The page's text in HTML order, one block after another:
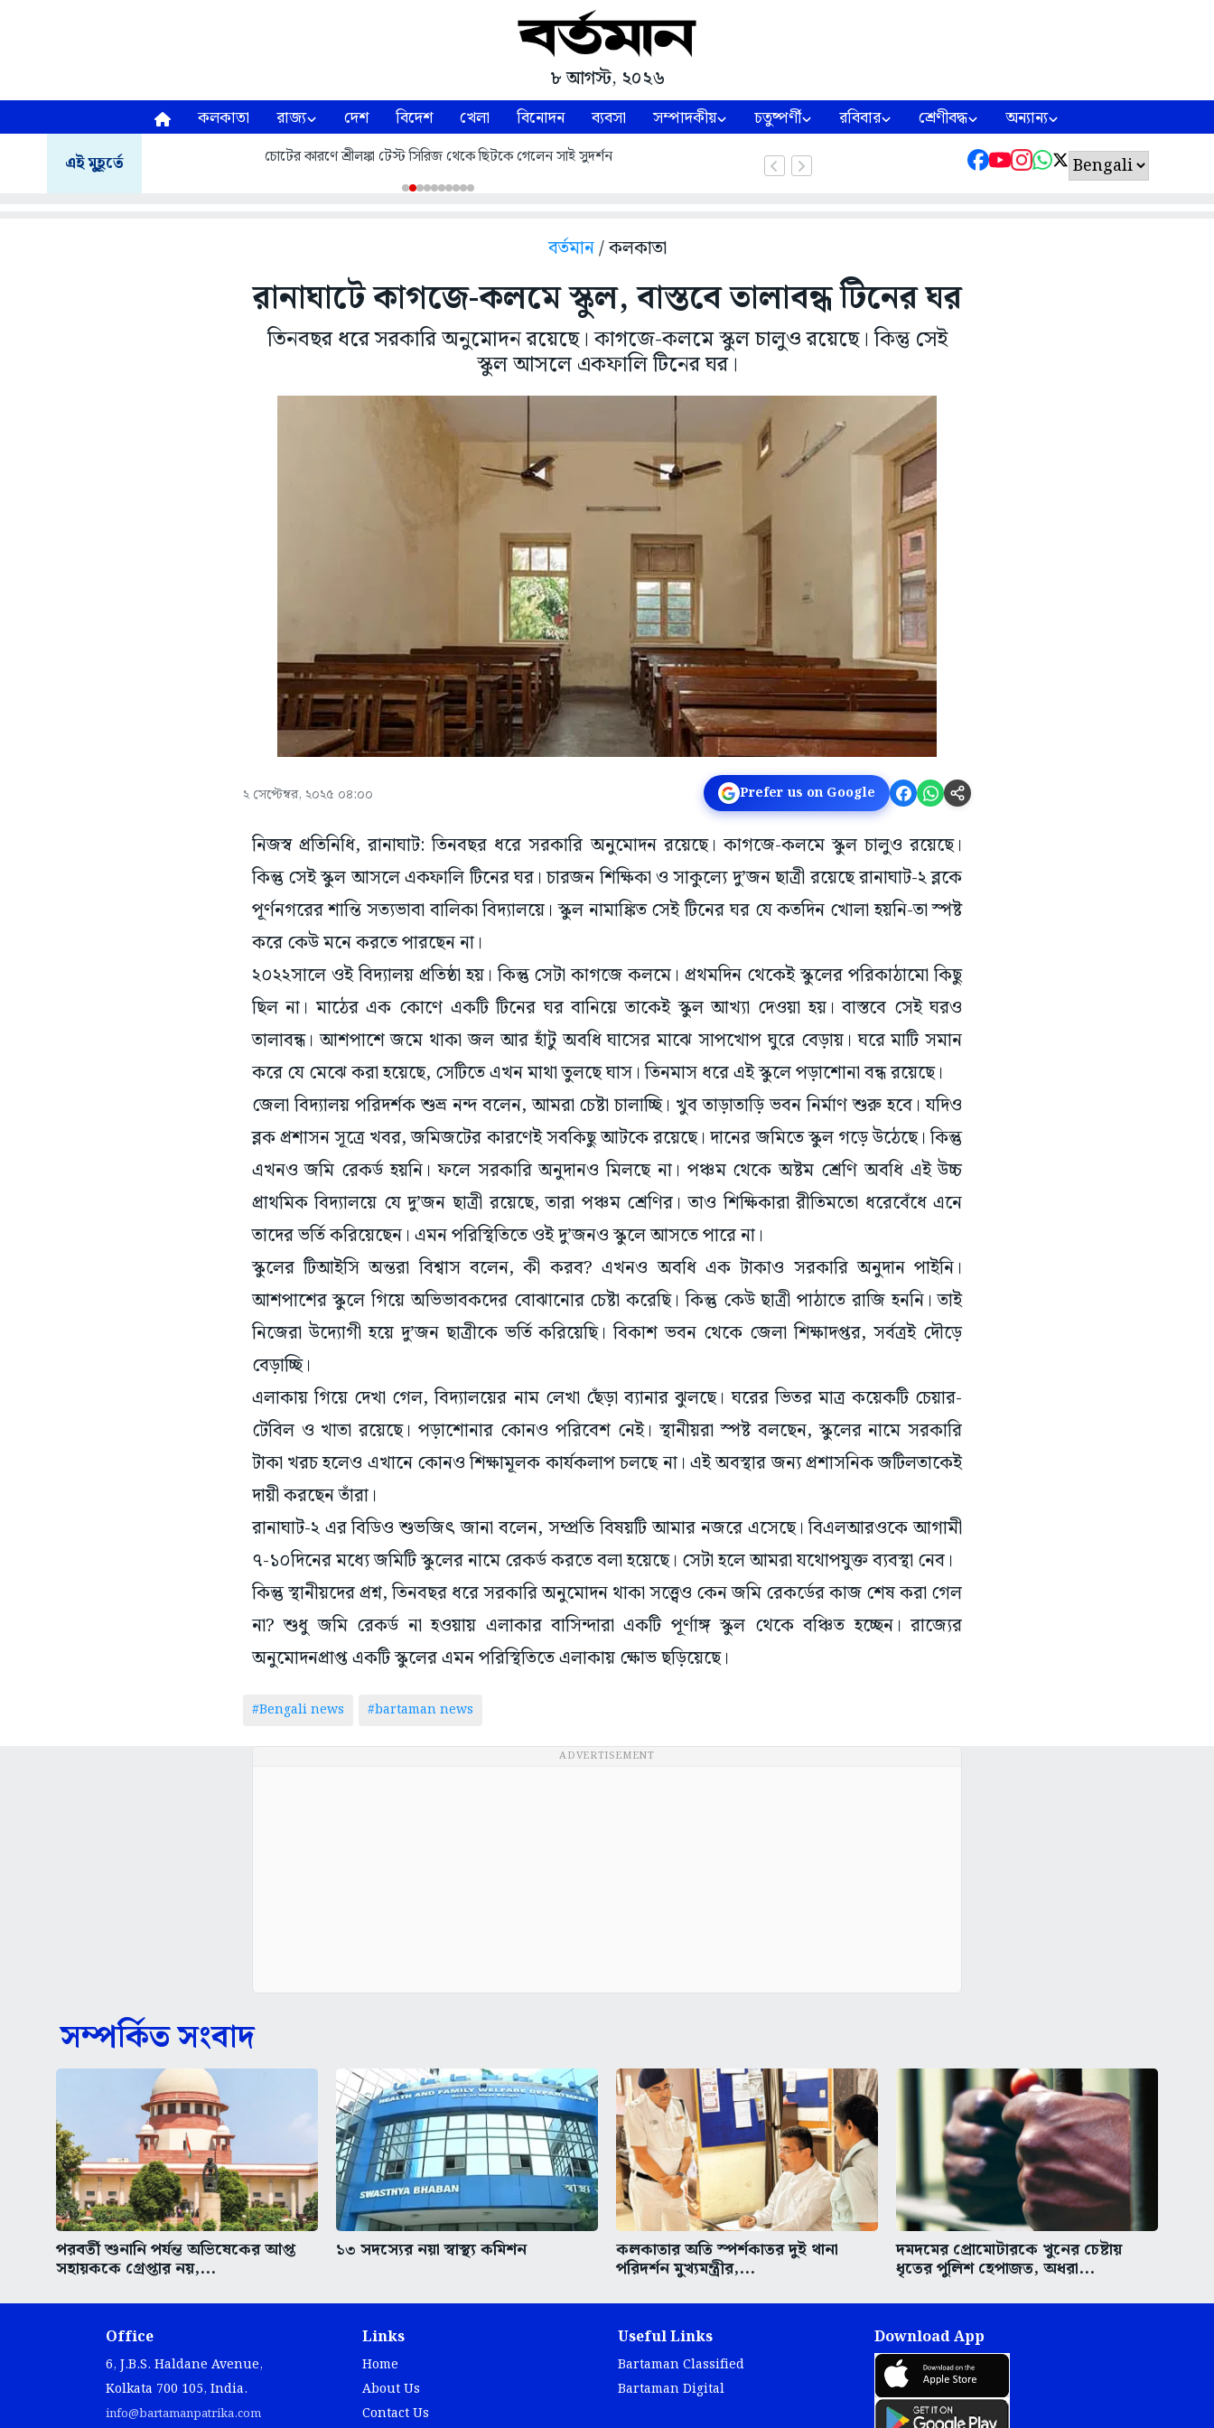
৮ আগস্ট, ২০২৬
কলকাতা রাজ্য দেশ বিদেশ খেলা বিনোদন ব্যবসা সম্পাদকীয় চতুষ্পর্ণী রবিবার শ্রেণীবদ্ধ অন্যান্য
এই মুহূর্তে চোটের কারণে শ্রীলঙ্কা টেস্ট সিরিজ থেকে ছিটকে গেলেন সাই সুদর্শন
বর্তমান/ কলকাতা
রানাঘাটে কাগজে-কলমে স্কুল, বাস্তবে তালাবন্ধ টিনের ঘর
তিনবছর ধরে সরকারি অনুমোদন রয়েছে। কাগজে-কলমে স্কুল চালুও রয়েছে। কিন্তু সেই
স্কুল আসলে একফালি টিনের ঘর।
২ সেপ্টেম্বর, ২০২৫ ০৪:০০ Prefer us on Google
নিজস্ব প্রতিনিধি, রানাঘাট: তিনবছর ধরে সরকারি অনুমোদন রয়েছে। কাগজে-কলমে স্কুল চালুও রয়েছে।
কিন্তু সেই স্কুল আসলে একফালি টিনের ঘর। চারজন শিক্ষিকা ও সাকুল্যে দু’জন ছাত্রী রয়েছে রানাঘাট-২ ব্লকে
পূর্ণনগরের শান্তি সত্যভাবা বালিকা বিদ্যালয়ে। স্কুল নামাঙ্কিত সেই টিনের ঘর যে কতদিন খোলা হয়নি-তা স্পষ্ট
করে কেউ মনে করতে পারছেন না।
২০২২সালে ওই বিদ্যালয় প্রতিষ্ঠা হয়। কিন্তু সেটা কাগজে কলমে। প্রথমদিন থেকেই স্কুলের পরিকাঠামো কিছু
ছিল না। মাঠের এক কোণে একটি টিনের ঘর বানিয়ে তাকেই স্কুল আখ্যা দেওয়া হয়। বাস্তবে সেই ঘরও
তালাবন্ধ। আশপাশে জমে থাকা জল আর হাঁটু অবধি ঘাসের মাঝে সাপখোপ ঘুরে বেড়ায়। ঘরে মাটি সমান
করে যে মেঝে করা হয়েছে, সেটিতে এখন মাথা তুলছে ঘাস। তিনমাস ধরে এই স্কুলে পড়াশোনা বন্ধ রয়েছে।
জেলা বিদ্যালয় পরিদর্শক শুভ্র নন্দ বলেন, আমরা চেষ্টা চালাচ্ছি। খুব তাড়াতাড়ি ভবন নির্মাণ শুরু হবে। যদিও
ব্লক প্রশাসন সূত্রে খবর, জমিজটের কারণেই সবকিছু আটকে রয়েছে। দানের জমিতে স্কুল গড়ে উঠেছে। কিন্তু
এখনও জমি রেকর্ড হয়নি। ফলে সরকারি অনুদানও মিলছে না। পঞ্চম থেকে অষ্টম শ্রেণি অবধি এই উচ্চ
প্রাথমিক বিদ্যালয়ে যে দু’জন ছাত্রী রয়েছে, তারা পঞ্চম শ্রেণির। তাও শিক্ষিকারা রীতিমতো ধরেবেঁধে এনে
তাদের ভর্তি করিয়েছেন। এমন পরিস্থিতিতে ওই দু’জনও স্কুলে আসতে পারে না।
স্কুলের টিআইসি অন্তরা বিশ্বাস বলেন, কী করব? এখনও অবধি এক টাকাও সরকারি অনুদান পাইনি।
আশপাশের স্কুলে গিয়ে অভিভাবকদের বোঝানোর চেষ্টা করেছি। কিন্তু কেউ ছাত্রী পাঠাতে রাজি হননি। তাই
নিজেরা উদ্যোগী হয়ে দু’জন ছাত্রীকে ভর্তি করিয়েছি। বিকাশ ভবন থেকে জেলা শিক্ষাদপ্তর, সর্বত্রই দৌড়ে
বেড়াচ্ছি।
এলাকায় গিয়ে দেখা গেল, বিদ্যালয়ের নাম লেখা ছেঁড়া ব্যানার ঝুলছে। ঘরের ভিতর মাত্র কয়েকটি চেয়ার-
টেবিল ও খাতা রয়েছে। পড়াশোনার কোনও পরিবেশ নেই। স্থানীয়রা স্পষ্ট বলছেন, স্কুলের নামে সরকারি
টাকা খরচ হলেও এখানে কোনও শিক্ষামূলক কার্যকলাপ চলছে না। এই অবস্থার জন্য প্রশাসনিক জটিলতাকেই
দায়ী করছেন তাঁরা।
রানাঘাট-২ এর বিডিও শুভজিৎ জানা বলেন, সম্প্রতি বিষয়টি আমার নজরে এসেছে। বিএলআরওকে আগামী
৭-১০দিনের মধ্যে জমিটি স্কুলের নামে রেকর্ড করতে বলা হয়েছে। সেটা হলে আমরা যথোপযুক্ত ব্যবস্থা নেব।
কিন্তু স্থানীয়দের প্রশ্ন, তিনবছর ধরে সরকারি অনুমোদন থাকা সত্ত্বেও কেন জমি রেকর্ডের কাজ শেষ করা গেল
না? শুধু জমি রেকর্ড না হওয়ায় এলাকার বাসিন্দারা একটি পূর্ণাঙ্গ স্কুল থেকে বঞ্চিত হচ্ছেন। রাজ্যের
অনুমোদনপ্রাপ্ত একটি স্কুলের এমন পরিস্থিতিতে এলাকায় ক্ষোভ ছড়িয়েছে।
#Bengali news #bartaman news
ADVERTISEMENT
সম্পর্কিত সংবাদ
পরবর্তী শুনানি পর্যন্ত অভিষেকের আপ্ত
সহায়ককে গ্রেপ্তার নয়,...
১৩ সদস্যের নয়া স্বাস্থ্য কমিশন কলকাতার অতি স্পর্শকাতর দুই থানা
পরিদর্শন মুখ্যমন্ত্রীর,...
দমদমের প্রোমোটারকে খুনের চেষ্টায়
ধৃতের পুলিশ হেপাজত, অধরা...
Office
6, J.B.S. Haldane Avenue,
Kolkata 700 105, India.
info@bartamanpatrika.com
Links
Home
About Us
Contact Us
Useful Links
Bartaman Classified
Bartaman Digital
Download App